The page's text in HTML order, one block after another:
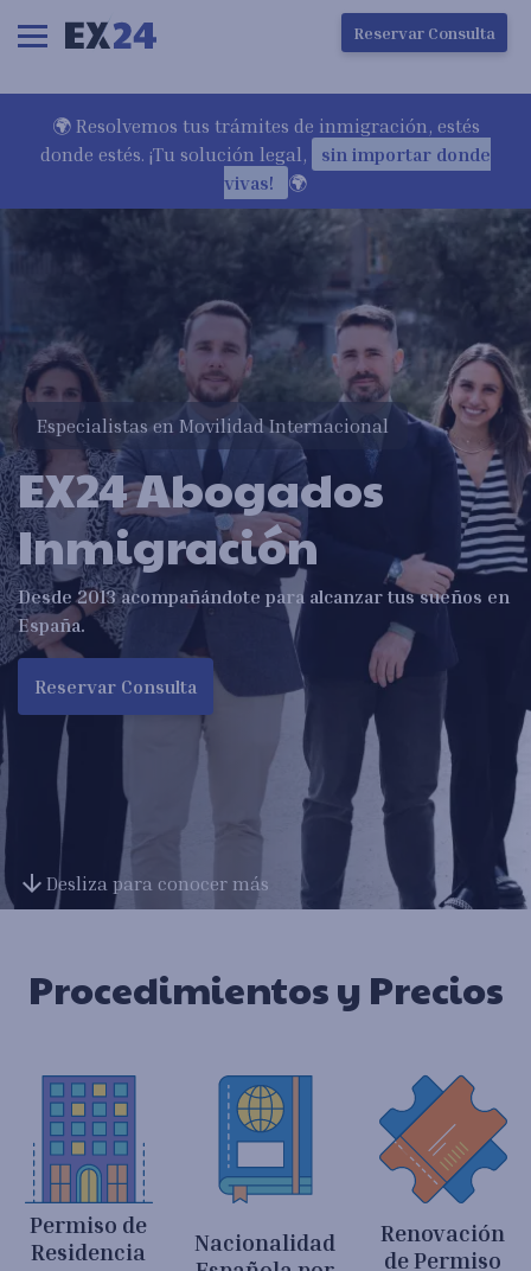
Ha ocurrido un error en la carga de la pantalla
Reservar Consulta
🌍 Resolvemos tus trámites de inmigración, estés
donde estés. ¡Tu solución legal,
sin importar donde
vivas!
🌍
Especialistas en Movilidad Internacional
EX24 Abogados
Inmigración
Desde 2013 acompañándote para alcanzar tus sueños en
España.
Reservar Consulta
arrow_downward Desliza para conocer más
Procedimientos y Precios
Permiso de
Residencia
Nacionalidad
Renovación
de Permiso